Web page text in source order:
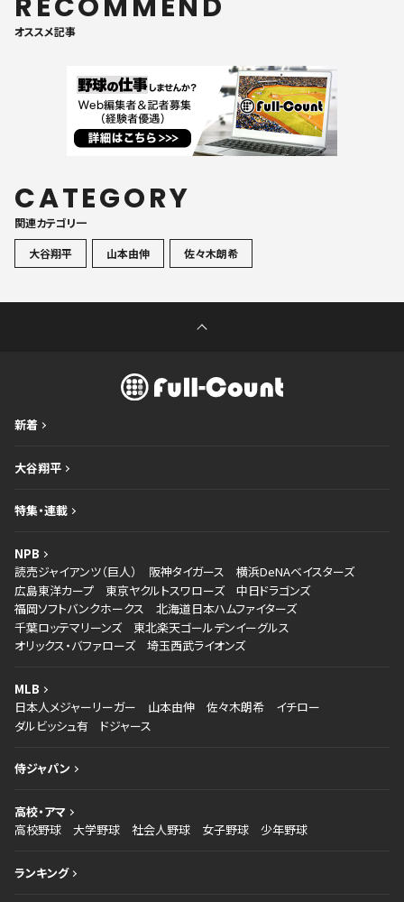
オススメ記事
CATEGORY
関連カテゴリ一
大谷翔平
山本由伸 佐々木朗希
新着
大谷翔平
特集・連載
NPB
読売ジャイアンツ（巨人）
阪神タイガース
横浜DeNAベイスターズ
広島東洋カープ
東京ヤクルトスワローズ
中日ドラゴンズ
福岡ソフトバンクホークス
北海道日本ハムファイターズ
千葉ロッテマリーンズ
東北楽天ゴールデンイーグルス
オリックス・バファローズ
埼玉西武ライオンズ
MLB
日本人メジャーリーガー
山本由伸 佐々木朗希
イチロー
ダルビッシュ有
ドジャース
侍ジャパン
高校・アマ
高校野球
大学野球 社会人野球 女子野球 少年野球
ランキング